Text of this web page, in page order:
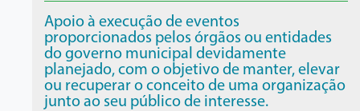
Apoio à execução de eventos
proporcionados pelos órgãos ou entidades
do governo municipal devidamente
planejado, com o objetivo de manter, elevar
ou recuperar o conceito de uma organização
junto ao seu público de interesse.